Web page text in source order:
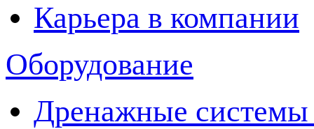
Карьера в компании
Оборудование
Дренажные системы